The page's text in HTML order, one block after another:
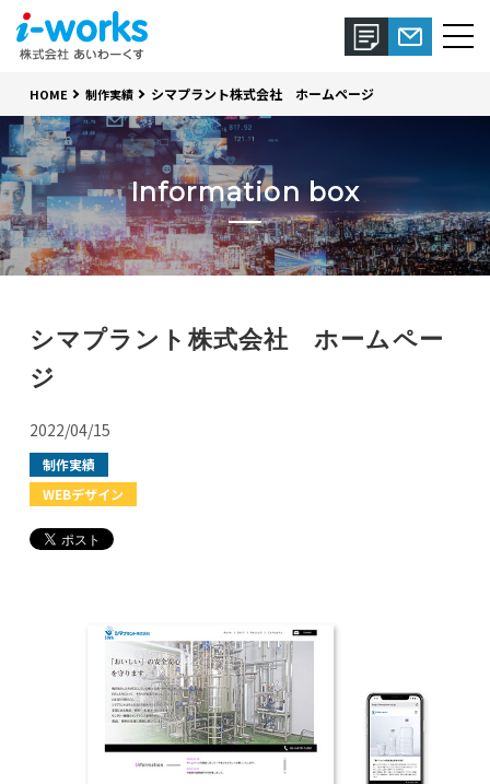
Information box
HOME 制作実績 シマプラント株式会社 ホームページ
シマプラント株式会社 ホームペー
ジ
2022/04/15
制作実績
WEBデザイン